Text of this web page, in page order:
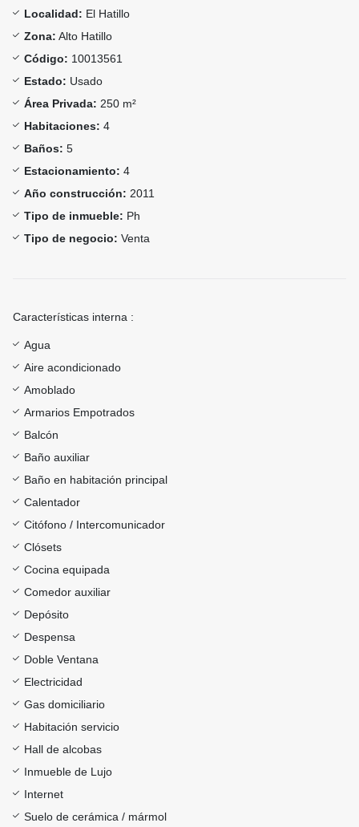
Localidad: El Hatillo
Zona: Alto Hatillo
Código: 10013561
Estado: Usado
Área Privada: 250 m²
Habitaciones: 4
Baños: 5
Estacionamiento: 4
Año construcción: 2011
Tipo de inmueble: Ph
Tipo de negocio: Venta
Características interna :
Agua
Aire acondicionado
Amoblado
Armarios Empotrados
Balcón
Baño auxiliar
Baño en habitación principal
Calentador
Citófono / Intercomunicador
Clósets
Cocina equipada
Comedor auxiliar
Depósito
Despensa
Doble Ventana
Electricidad
Gas domiciliario
Habitación servicio
Hall de alcobas
Inmueble de Lujo
Internet
Suelo de cerámica / mármol